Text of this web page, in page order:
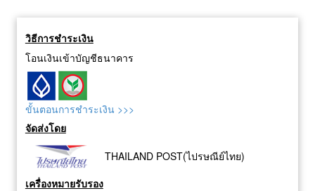
connector termination.
• Rust resistant black oxide
วิธีการชำระเงิน
โอนเงินเข้าบัญชีธนาคาร
ขั้นตอนการชำระเงิน >>>
จัดส่งโดย
THAILAND POST(ไปรษณีย์ไทย)
เครื่องหมายรับรอง